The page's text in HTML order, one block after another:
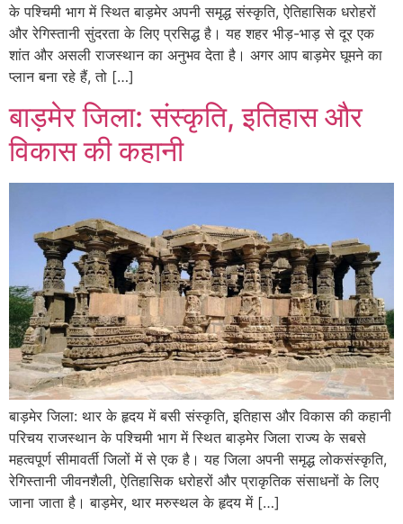
के पश्चिमी भाग में स्थित बाड़मेर अपनी समृद्ध संस्कृति, ऐतिहासिक धरोहरों
और रेगिस्तानी सुंदरता के लिए प्रसिद्ध है। यह शहर भीड़-भाड़ से दूर एक
शांत और असली राजस्थान का अनुभव देता है। अगर आप बाड़मेर घूमने का
प्लान बना रहे हैं, तो […]
बाड़मेर जिला: संस्कृति, इतिहास और
विकास की कहानी
बाड़मेर जिला: थार के हृदय में बसी संस्कृति, इतिहास और विकास की कहानी
परिचय राजस्थान के पश्चिमी भाग में स्थित बाड़मेर जिला राज्य के सबसे
महत्वपूर्ण सीमावर्ती जिलों में से एक है। यह जिला अपनी समृद्ध लोकसंस्कृति,
रेगिस्तानी जीवनशैली, ऐतिहासिक धरोहरों और प्राकृतिक संसाधनों के लिए
जाना जाता है। बाड़मेर, थार मरुस्थल के हृदय में […]